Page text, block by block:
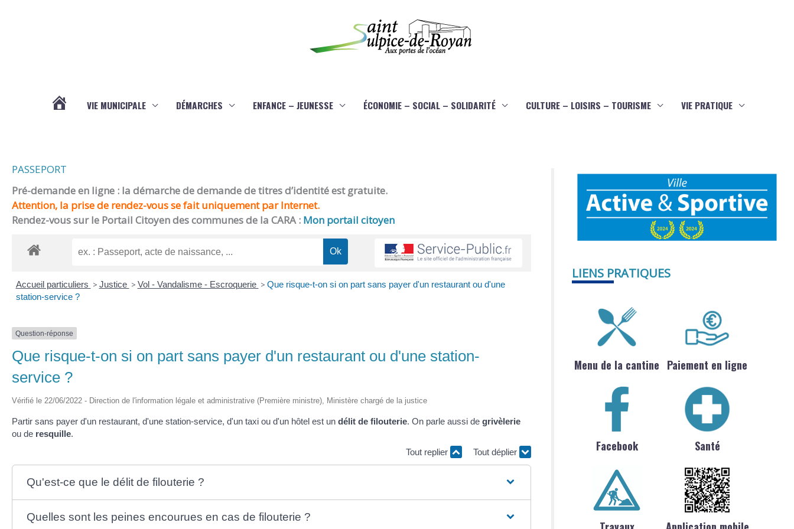
VIE MUNICIPALE DÉMARCHES ENFANCE – JEUNESSE ÉCONOMIE – SOCIAL – SOLIDARITÉ CULTURE – LOISIRS – TOURISME VIE PRATIQUE
PASSEPORT
Pré-demande en ligne : la démarche de demande de titres d’identité est gratuite.
Attention, la prise de rendez-vous se fait uniquement par Internet.
Rendez-vous sur le Portail Citoyen des communes de la CARA : Mon portail citoyen
Accueil particuliers > Justice > Vol - Vandalisme - Escroquerie > Que risque-t-on si on part sans payer d'un restaurant ou d'une
station-service ?
Question-réponse
Que risque-t-on si on part sans payer d'un restaurant ou d'une station-
service ?
Vérifié le 22/06/2022 - Direction de l'information légale et administrative (Première ministre), Ministère chargé de la justice
Partir sans payer d'un restaurant, d'une station-service, d'un taxi ou d'un hôtel est un délit de filouterie. On parle aussi de grivèlerie
ou de resquille.
Tout replier
Tout déplier
Qu'est-ce que le délit de filouterie ?
Quelles sont les peines encourues en cas de filouterie ?
LIENS PRATIQUES
Menu de la cantine Paiement en ligne
Facebook Santé